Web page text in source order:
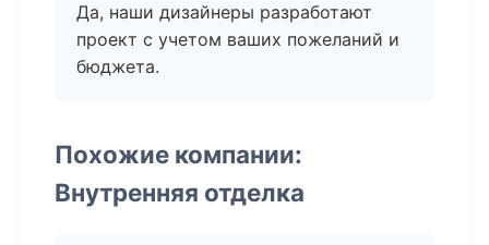
Да, наши дизайнеры разработают
проект с учетом ваших пожеланий и
бюджета.
Похожие компании:
Внутренняя отделка